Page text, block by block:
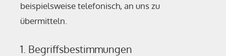
beispielsweise telefonisch, an uns zu
übermitteln.
1. Begriffsbestimmungen